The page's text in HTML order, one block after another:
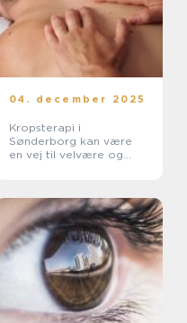
04. december 2025
Kropsterapi i
Sønderborg kan være
en vej til velvære og